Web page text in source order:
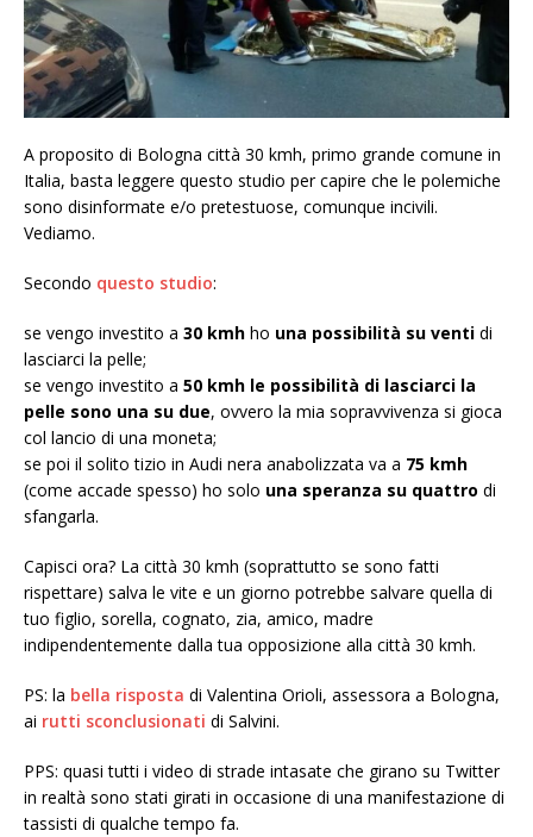
A proposito di Bologna città 30 kmh, primo grande comune in
Italia, basta leggere questo studio per capire che le polemiche
sono disinformate e/o pretestuose, comunque incivili.
Vediamo.
Secondo questo studio:
se vengo investito a 30 kmh ho una possibilità su venti di
lasciarci la pelle;
se vengo investito a 50 kmh le possibilità di lasciarci la
pelle sono una su due, ovvero la mia sopravvivenza si gioca
col lancio di una moneta;
se poi il solito tizio in Audi nera anabolizzata va a 75 kmh
(come accade spesso) ho solo una speranza su quattro di
sfangarla.
Capisci ora? La città 30 kmh (soprattutto se sono fatti
rispettare) salva le vite e un giorno potrebbe salvare quella di
tuo figlio, sorella, cognato, zia, amico, madre
indipendentemente dalla tua opposizione alla città 30 kmh.
PS: la bella risposta di Valentina Orioli, assessora a Bologna,
ai rutti sconclusionati di Salvini.
PPS: quasi tutti i video di strade intasate che girano su Twitter
in realtà sono stati girati in occasione di una manifestazione di
tassisti di qualche tempo fa.